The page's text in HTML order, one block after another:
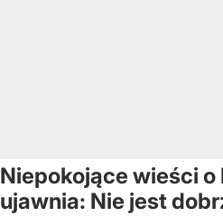
Niepokojące wieści o
ujawnia: Nie jest